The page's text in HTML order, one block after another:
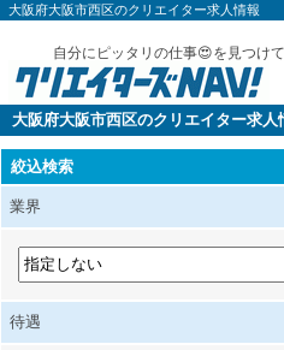
大阪府大阪市西区のクリエイター求人情報
自分にピッタリの仕事😍を見つけ
大阪府大阪市西区のクリエイター求人
絞込検索
業界
待遇